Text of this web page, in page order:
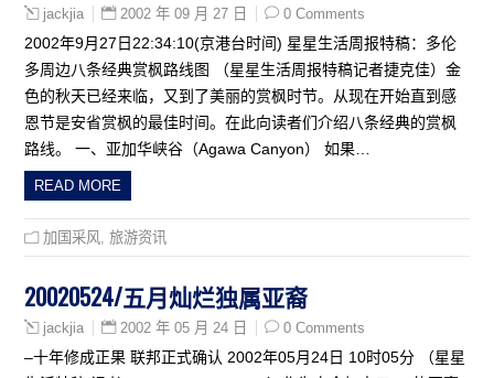
jackjia 2002 年 09 月 27 日 0 Comments
2002年9月27日22:34:10(京港台时间) 星星生活周报特稿：多伦
多周边八条经典赏枫路线图 （星星生活周报特稿记者捷克佳）金
色的秋天已经来临，又到了美丽的赏枫时节。从现在开始直到感
恩节是安省赏枫的最佳时间。在此向读者们介绍八条经典的赏枫
路线。 一、亚加华峡谷（Agawa Canyon） 如果…
READ MORE
加国采风 ,旅游资讯
20020524/五月灿烂独属亚裔
jackjia 2002 年 05 月 24 日 0 Comments
–十年修成正果 联邦正式确认 2002年05月24日 10时05分 （星星